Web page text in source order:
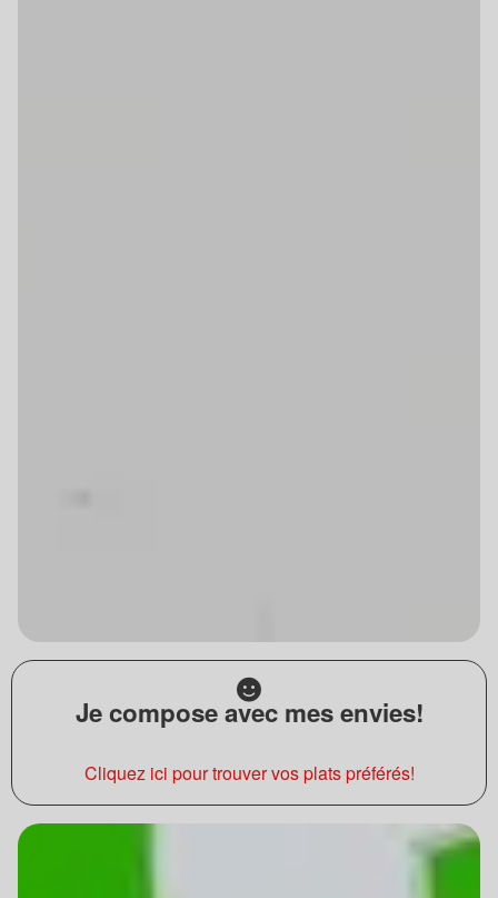
Je compose avec mes envies!
Cliquez ici pour trouver vos plats préférés!